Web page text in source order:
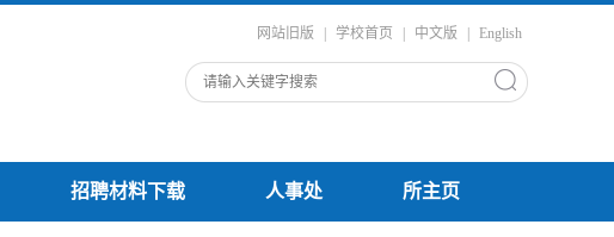
网站旧版 学校首页 中文版 English
招聘材料下载 人事处 所主页